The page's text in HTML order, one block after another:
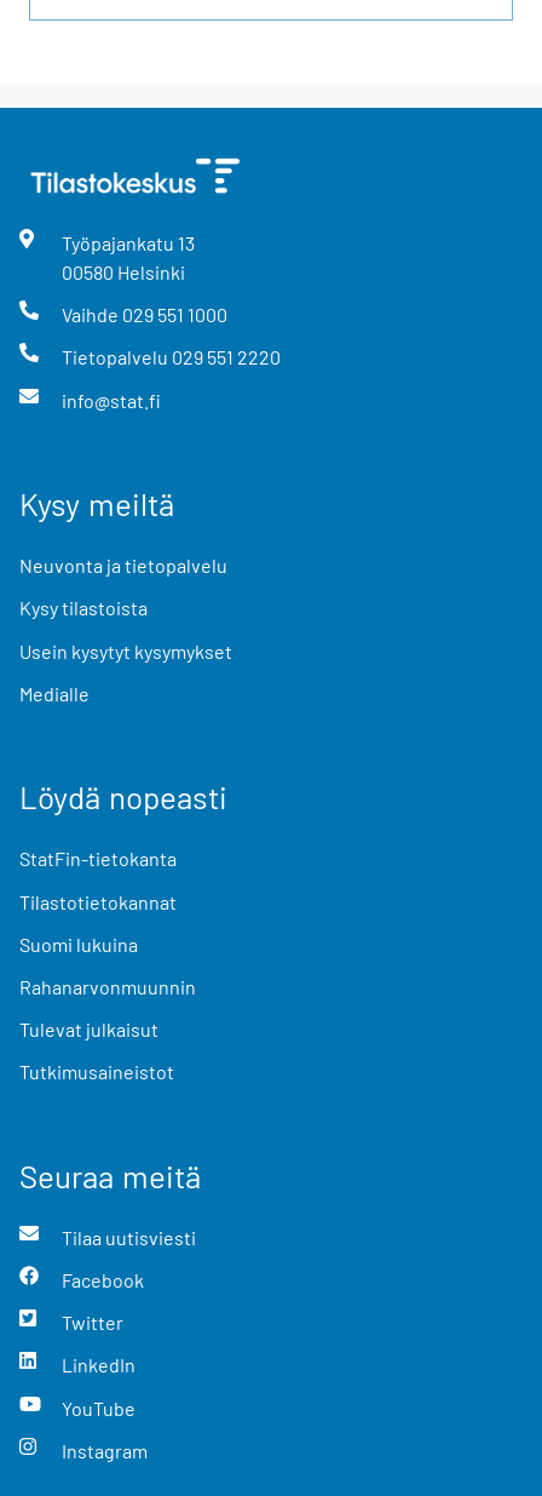
Työpajankatu 13
00580 Helsinki
Vaihde 029 551 1000
Tietopalvelu 029 551 2220
info@stat.fi
Kysy meiltä
Neuvonta ja tietopalvelu
Kysy tilastoista
Usein kysytyt kysymykset
Medialle
Löydä nopeasti
StatFin-tietokanta
Tilastotietokannat
Suomi lukuina
Rahanarvonmuunnin
Tulevat julkaisut
Tutkimusaineistot
Seuraa meitä
Tilaa uutisviesti
Facebook
Twitter
LinkedIn
YouTube
Instagram